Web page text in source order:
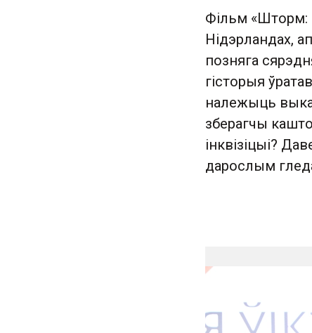
Фільм «Шторм:
Нідэрландах,
позняга
гісторыя
належыць
зберагчы
інквізіцыі?
дарослым